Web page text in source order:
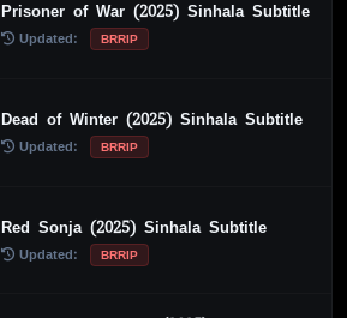
Prisoner of War (2025) Sinhala Subtitle
Updated: BRRIP
Dead of Winter (2025) Sinhala Subtitle
Updated: BRRIP
Red Sonja (2025) Sinhala Subtitle
Updated: BRRIP